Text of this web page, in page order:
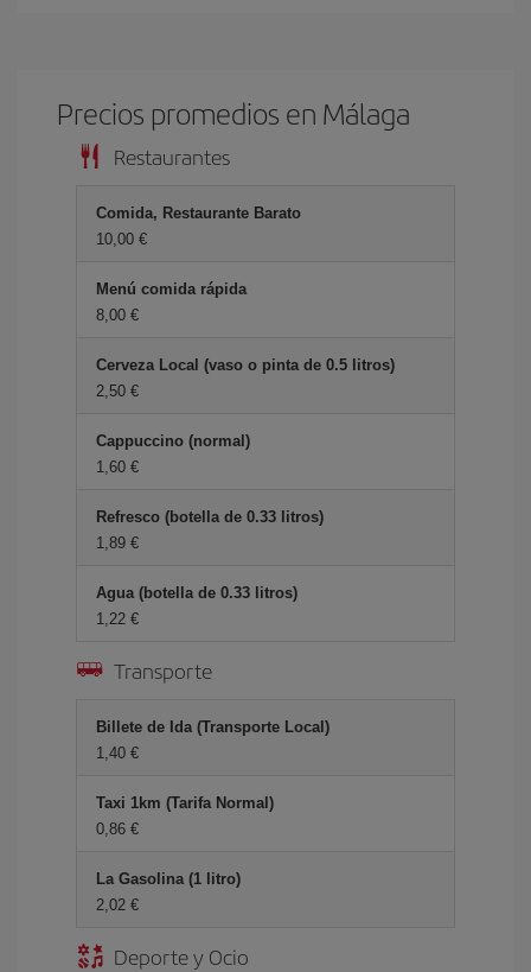
Precios promedios en Málaga
Restaurantes
Comida, Restaurante Barato
10,00 €
Menú comida rápida
8,00 €
Cerveza Local (vaso o pinta de 0.5 litros)
2,50 €
Cappuccino (normal)
1,60 €
Refresco (botella de 0.33 litros)
1,89 €
Agua (botella de 0.33 litros)
1,22 €
Transporte
Billete de Ida (Transporte Local)
1,40 €
Taxi 1km (Tarifa Normal)
0,86 €
La Gasolina (1 litro)
2,02 €
Deporte y Ocio